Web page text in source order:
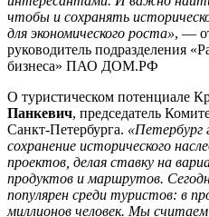
чтобы и сохранять
для экономического роста», —
руководитель подразделения
бизнеса» ПАО ДОМ.РФ
О туристическом потенциале
Панкевич, председатель
Санкт-Петербурга. «Петербург
сохранение исторического
проектов, делая ставку на
продуктов и маршрутов.
популярен среди туристов: в
миллионов человек. Мы